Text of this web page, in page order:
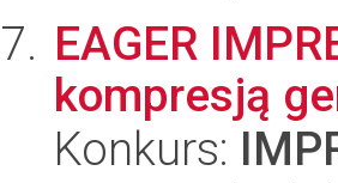
EAGER
kompresją
Konkurs: